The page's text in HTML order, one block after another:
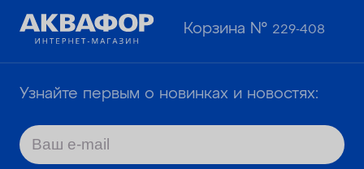
Корзина № 229-408
Узнайте первым о новинках и новостях: